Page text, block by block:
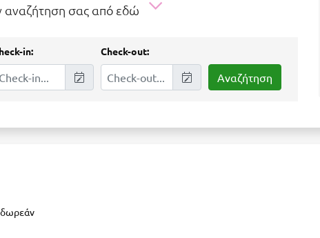
αναζήτηση σας από εδώ
in: Check-out:
δωρεάν